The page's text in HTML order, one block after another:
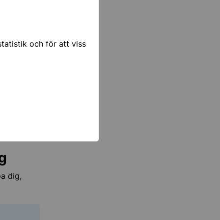
och för att viss
dig,